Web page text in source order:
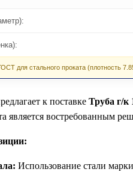
для стального проката (плотность
к поставке Труба г/
является востребованным
Использование стали